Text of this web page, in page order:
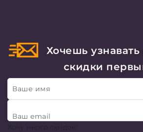
Хочешь
скидки
Ваше имя
Ваш email
Хочу много скидок!